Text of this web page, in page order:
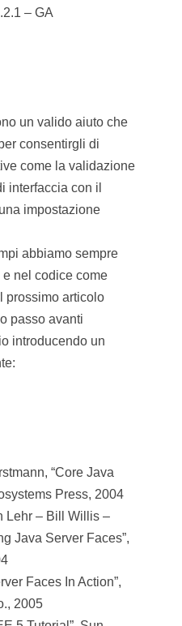
– GA
un valido aiuto che
consentirgli di
come la validazione
interfaccia con il
impostazione
abbiamo sempre
nel codice come
prossimo articolo
passo avanti
introducendo un
“Core Java
Press, 2004
Lehr – Bill Willis –
Java Server Faces”,
Faces In Action”,
2005